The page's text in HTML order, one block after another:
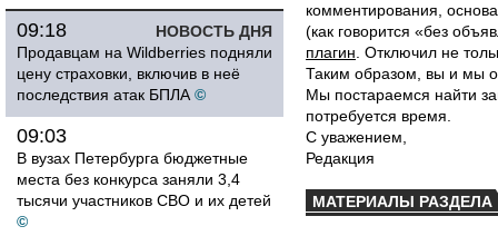
НОВОСТЬ ДНЯ
09:18
Продавцам на Wildberries подняли
цену страховки, включив в неё
последствия атак БПЛА ©
09:03
В вузах Петербурга бюджетные
места без конкурса заняли 3,4
тысячи участников СВО и их детей
©
комментирования,
(как говорится «без
плагин . Отключил не
Таким образом, вы и мы
Мы постараемся найти
потребуется время.
С уважением,
Редакция
МАТЕРИАЛЫ РАЗДЕЛА